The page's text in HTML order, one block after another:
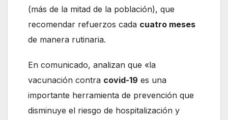
(más de la mitad de la población), que
recomendar refuerzos cada cuatro meses
de manera rutinaria.
En comunicado, analizan que «la
vacunación contra covid-19 es una
importante herramienta de prevención que
disminuye el riesgo de hospitalización y